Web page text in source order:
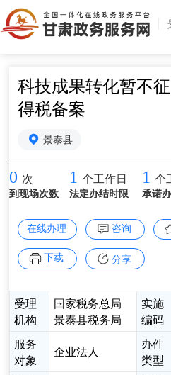
科技成果转化暂不
得税备案
景泰县
0 次
到现场次数
1 个工作日
法定办结时限
1 个
承诺
在线办理 咨询
下载 分享
受理
机构
国家税务总局
景泰县税务局
实施
编码
服务
对象
企业法人
办件
类型